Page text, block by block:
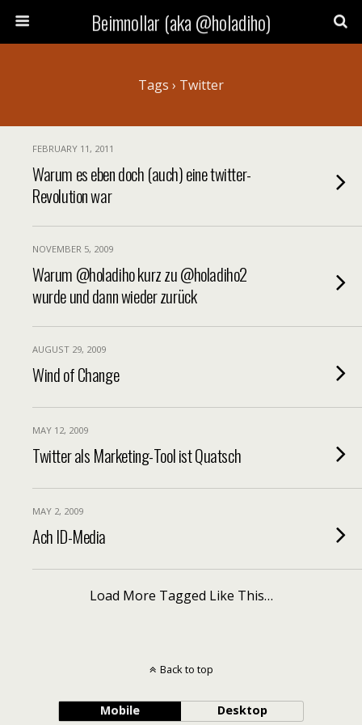
Beimnollar (aka @holadiho)
Tags › Twitter
FEBRUARY 11, 2011
Warum es eben doch (auch) eine twitter-
Revolution war
NOVEMBER 5, 2009
Warum @holadiho kurz zu @holadiho2
wurde und dann wieder zurück
AUGUST 29, 2009
Wind of Change
MAY 12, 2009
Twitter als Marketing-Tool ist Quatsch
MAY 2, 2009
Ach ID-Media
Load More Tagged Like This…
Back to top
Mobile Desktop